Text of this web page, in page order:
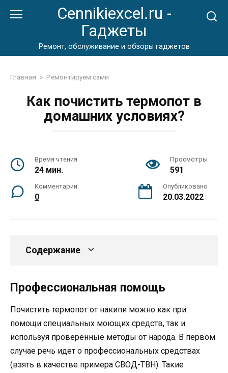
Cennikiexcel.ru -
Гаджеты
Ремонт, обслуживание и обзоры гаджетов
Главная » Ремонтируем сами
Как почистить термопот в
домашних условиях?
Время чтения
24 мин.
Просмотры
591
Комментарии
0
Опубликовано
20.03.2022
Содержание
Профессиональная помощь
Почистить термопот от накипи можно как при
помощи специальных моющих средств, так и
используя проверенные методы от народа. В первом
случае речь идет о профессиональных средствах
(взять в качестве примера СВОД-ТВН). Такие